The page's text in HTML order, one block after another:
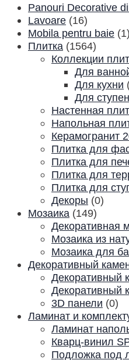
Panouri Decorative
Lavoare (16)
Mobila pentru baie (1)
Плитка (1564)
Коллекции
Для
Для кухни
Для
Настенная
Напольная
Керамогранит
Плитка для
Плитка для
Плитка для
Плитка для
Декоры (0)
Мозаика (149)
Декоративная
Мозаика из
Мозаика для
Декоративный
Декоративный
Декоративный
3D панели (0)
Ламинат и
Ламинат
Кварц-винил
Подложка под